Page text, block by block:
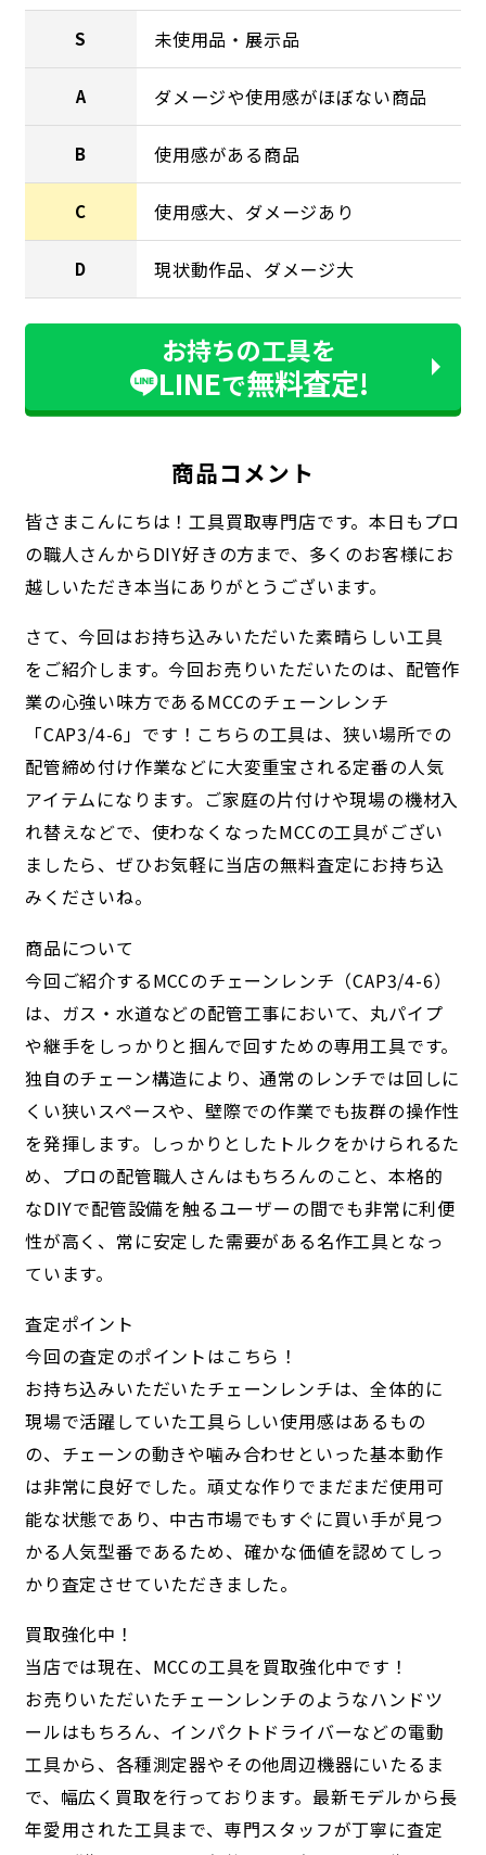
S 未使用品・展示品
A ダメージや使用感がほぼない商品
B 使用感がある商品
C 使用感大、ダメージあり
D 現状動作品、ダメージ大
お持ちの工具を
LINEで無料査定!
商品コメント
皆さまこんにちは！工具買取専門店です。本日もプロ
の職人さんからDIY好きの方まで、多くのお客様にお
越しいただき本当にありがとうございます。
さて、今回はお持ち込みいただいた素晴らしい工具
をご紹介します。今回お売りいただいたのは、配管作
業の心強い味方であるMCCのチェーンレンチ
「CAP3/4-6」です！こちらの工具は、狭い場所での
配管締め付け作業などに大変重宝される定番の人気
アイテムになります。ご家庭の片付けや現場の機材入
れ替えなどで、使わなくなったMCCの工具がござい
ましたら、ぜひお気軽に当店の無料査定にお持ち込
みくださいね。
商品について
今回ご紹介するMCCのチェーンレンチ（CAP3/4-6）
は、ガス・水道などの配管工事において、丸パイプ
や継手をしっかりと掴んで回すための専用工具です。
独自のチェーン構造により、通常のレンチでは回しに
くい狭いスペースや、壁際での作業でも抜群の操作性
を発揮します。しっかりとしたトルクをかけられるた
め、プロの配管職人さんはもちろんのこと、本格的
なDIYで配管設備を触るユーザーの間でも非常に利便
性が高く、常に安定した需要がある名作工具となっ
ています。
査定ポイント
今回の査定のポイントはこちら！
お持ち込みいただいたチェーンレンチは、全体的に
現場で活躍していた工具らしい使用感はあるもの
の、チェーンの動きや噛み合わせといった基本動作
は非常に良好でした。頑丈な作りでまだまだ使用可
能な状態であり、中古市場でもすぐに買い手が見つ
かる人気型番であるため、確かな価値を認めてしっ
かり査定させていただきました。
買取強化中！
当店では現在、MCCの工具を買取強化中です！
お売りいただいたチェーンレンチのようなハンドツ
ールはもちろん、インパクトドライバーなどの電動
工具から、各種測定器やその他周辺機器にいたるま
で、幅広く買取を行っております。最新モデルから長
年愛用された工具まで、専門スタッフが丁寧に査定